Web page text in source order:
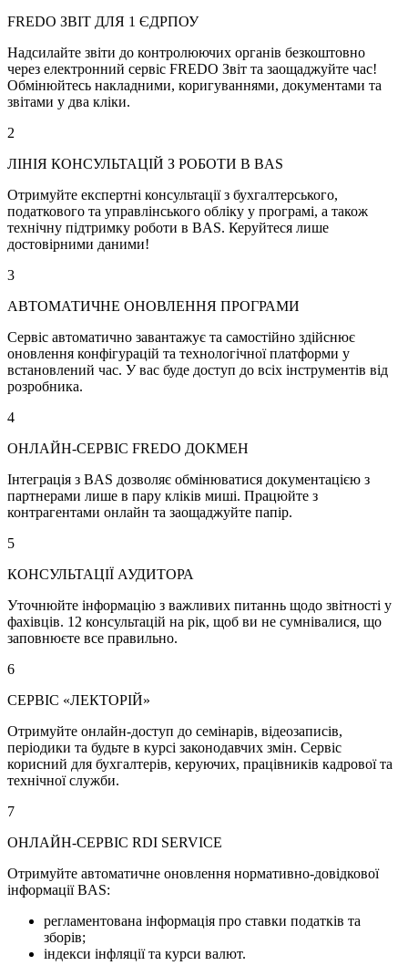
FREDO ЗВІТ ДЛЯ 1 ЄДРПОУ
Надсилайте звіти до контролюючих органів безкоштовно
через електронний сервіс FREDO Звіт та заощаджуйте час!
Обмінюйтесь накладними, коригуваннями, документами та
звітами у два кліки.
2
ЛІНІЯ КОНСУЛЬТАЦІЙ З РОБОТИ В BAS
Отримуйте експертні консультації з бухгалтерського,
податкового та управлінського обліку у програмі, а також
технічну підтримку роботи в BAS. Керуйтеся лише
достовірними даними!
3
АВТОМАТИЧНЕ ОНОВЛЕННЯ ПРОГРАМИ
Сервіс автоматично завантажує та самостійно здійснює
оновлення конфігурацій та технологічної платформи у
встановлений час. У вас буде доступ до всіх інструментів від
розробника.
4
ОНЛАЙН-СЕРВІС FREDO ДОКМЕН
Інтеграція з BAS дозволяє обмінюватися документацією з
партнерами лише в пару кліків миші. Працюйте з
контрагентами онлайн та заощаджуйте папір.
5
КОНСУЛЬТАЦІЇ АУДИТОРА
Уточнюйте інформацію з важливих питаннь щодо звітності у
фахівців. 12 консультацій на рік, щоб ви не сумнівалися, що
заповнюєте все правильно.
6
СЕРВІС «ЛЕКТОРІЙ»
Отримуйте онлайн-доступ до семінарів, відеозаписів,
періодики та будьте в курсі законодавчих змін. Сервіс
корисний для бухгалтерів, керуючих, працівників кадрової та
технічної служби.
7
ОНЛАЙН-СЕРВІС RDI SERVICE
Отримуйте автоматичне оновлення нормативно-довідкової
інформації BAS:
регламентована інформація про ставки податків та
зборів;
індекси інфляції та курси валют.